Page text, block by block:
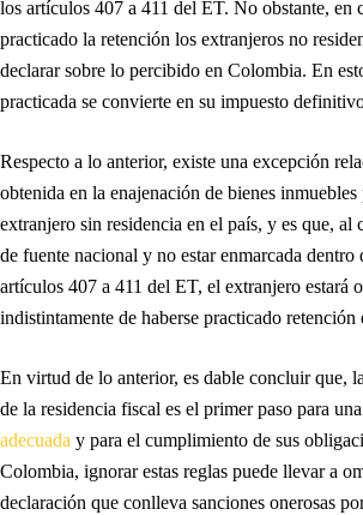
los artículos 407 a 411 del ET. No obstante, en
practicado la retención los extranjeros no
declarar sobre lo percibido en Colombia. En
practicada se convierte en su impuesto
Respecto a lo anterior, existe una excepción
obtenida en la enajenación de bienes inmuebles
extranjero sin residencia en el país, y es que, al
de fuente nacional y no estar enmarcada dentro
artículos 407 a 411 del ET, el extranjero estará
indistintamente de haberse practicado retención
En virtud de lo anterior, es dable concluir que,
de la residencia fiscal es el primer paso para una
adecuada y para el cumplimiento de sus
Colombia, ignorar estas reglas puede llevar a
declaración que conlleva sanciones onerosas